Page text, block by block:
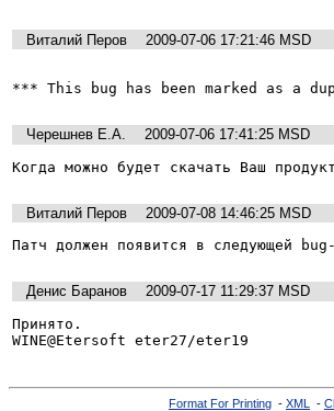
Виталий Перов 2009-07-06 17:21:46 MSD
*** This bug has been marked as a
Черешнев Е.А.
2009-07-06 17:41:25 MSD
Когда можно будет скачать Ваш
Виталий Перов
2009-07-08 14:46:25 MSD
Патч должен появится в следующей
Денис Баранов
2009-07-17 11:29:37 MSD
Принято.
WINE@Etersoft eter27/eter19
Format For Printing - XML -